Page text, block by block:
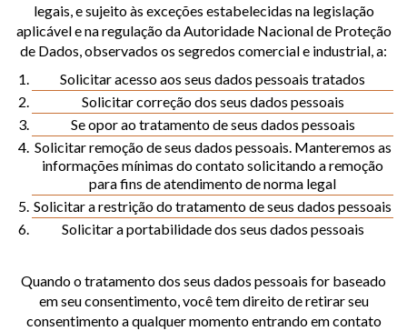
legais, e sujeito às exceções estabelecidas na legislação
aplicável e na regulação da Autoridade Nacional de Proteção
de Dados, observados os segredos comercial e industrial, a:
Solicitar acesso aos seus dados pessoais tratados
Solicitar correção dos seus dados pessoais
Se opor ao tratamento de seus dados pessoais
Solicitar remoção de seus dados pessoais. Manteremos as
informações mínimas do contato solicitando a remoção
para fins de atendimento de norma legal
Solicitar a restrição do tratamento de seus dados pessoais
Solicitar a portabilidade dos seus dados pessoais
Quando o tratamento dos seus dados pessoais for baseado
em seu consentimento, você tem direito de retirar seu
consentimento a qualquer momento entrando em contato